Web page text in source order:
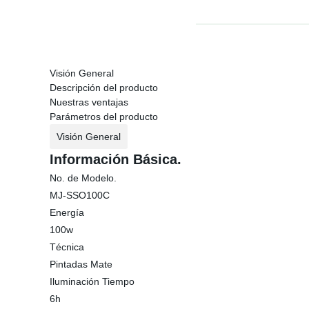
Visión General
Descripción del producto
Nuestras ventajas
Parámetros del producto
Visión General
Información Básica.
No. de Modelo.
MJ-SSO100C
Energía
100w
Técnica
Pintadas Mate
Iluminación Tiempo
6h